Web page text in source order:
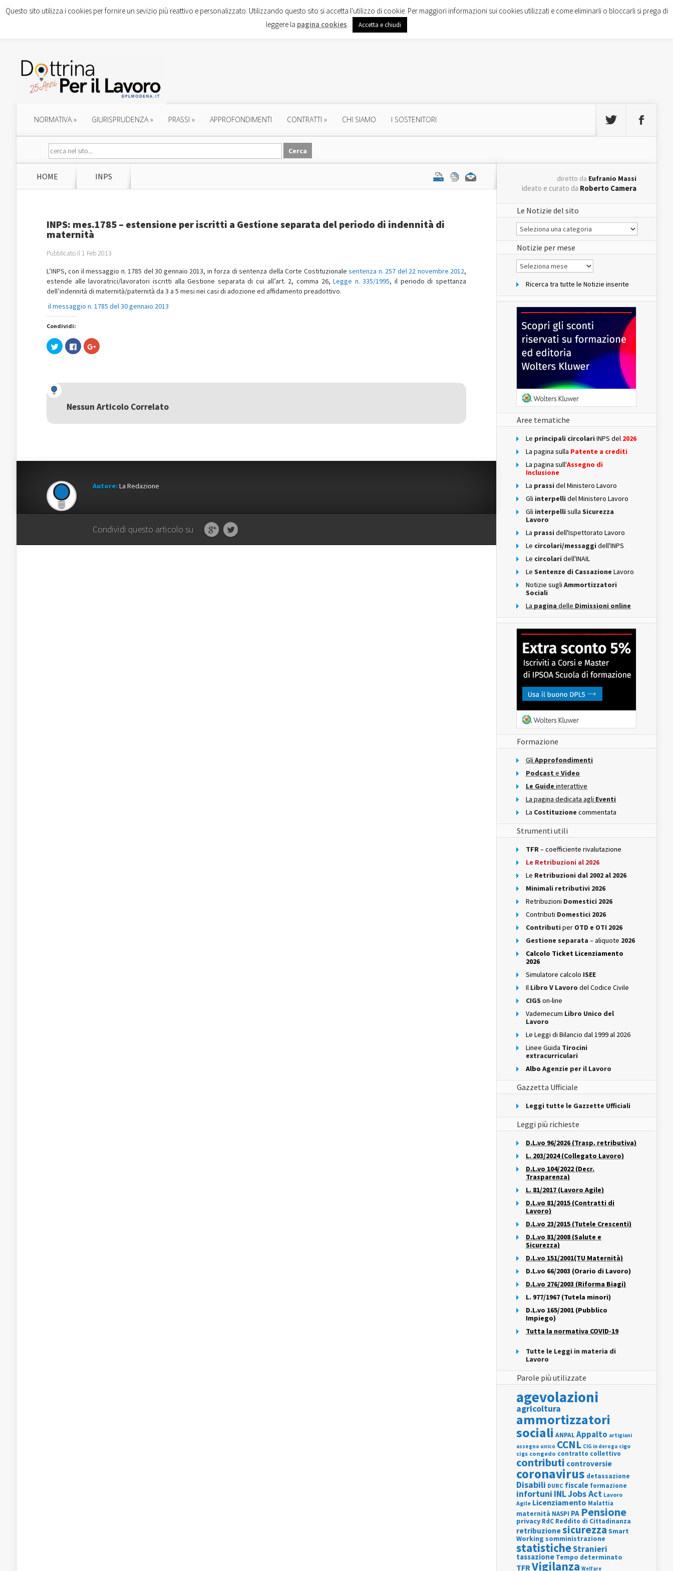
NORMATIVA» GIURISPRUDENZA» PRASSI » APPROFONDIMENTI CONTRATTI » CHI SIAMO I SOSTENITORI
HOME INPS
INPS: mes.1785 – estensione per iscritti a Gestione separata del periodo di indennità di
maternità
Pubblicato il 1 Feb 2013
L’INPS, con il messaggio n. 1785 del 30 gennaio 2013, in forza di sentenza della Corte Costituzionalesentenza n. 257 del 22 novembre 2012,
estende alle lavoratrici/lavoratori iscritti alla Gestione separata di cui all’art. 2, comma 26,Legge n. 335/1995, il periodo di spettanza
dell’indennità di maternità/paternità da 3 a 5 mesi nei casi di adozione ed affidamento preadottivo.
il messaggio n. 1785 del 30 gennaio 2013
Condividi:
Fai
clic
(Si
apre
una
nuova
Fai
clic
nuova
finestra)
Fai
clic
una
nuova
Nessun Articolo Correlato
Autore:La Redazione
Condividi questo articolo su
diretto da Eufranio Massi
ideato e curato da Roberto Camera
Le Notizie del sito
Le
Notizie
del
sito
Notizie per mese
Notizie
per
Ricerca tra tutte le Notizie inserite
Aree tematiche
Le principali circolari INPS del 2026
La pagina sulla Patente a crediti
La pagina sull'Assegno di
Inclusione
La prassi del Ministero Lavoro
Gli interpelli del Ministero Lavoro
Gli interpelli sulla Sicurezza
Lavoro
La prassi dell'Ispettorato Lavoro
Le circolari/messaggi dell'INPS
Le circolari dell'INAIL
Le Sentenze di Cassazione Lavoro
Notizie sugli Ammortizzatori
Sociali
La pagina delle Dimissioni online
Formazione
Gli Approfondimenti
Podcast e Video
Le Guide interattive
La pagina dedicata agli Eventi
La Costituzione commentata
Strumenti utili
TFR– coefficiente rivalutazione
Le Retribuzioni al 2026
Le Retribuzioni dal 2002 al 2026
Minimali retributivi 2026
Retribuzioni Domestici 2026
Contributi Domestici 2026
Contributi per OTD e OTI 2026
Gestione separata – aliquote 2026
Calcolo Ticket Licenziamento
2026
Simulatore calcolo ISEE
Il Libro V Lavoro del Codice Civile
CIGS on-line
Vademecum Libro Unico del
Lavoro
Le Leggi di Bilancio dal 1999 al 2026
Linee Guida Tirocini
extracurriculari
Albo Agenzie per il Lavoro
Gazzetta Ufficiale
Leggi tutte le Gazzette Ufficiali
Leggi più richieste
D.L.vo 96/2026 (Trasp. retributiva)
L. 203/2024 (Collegato Lavoro)
D.L.vo 104/2022 (Decr.
Trasparenza)
L. 81/2017 (Lavoro Agile)
D.L.vo 81/2015 (Contratti di
Lavoro)
D.L.vo 23/2015 (Tutele Crescenti)
D.L.vo 81/2008 (Salute e
Sicurezza)
D.L.vo 151/2001(TU Maternità)
D.L.vo 66/2003 (Orario di Lavoro)
D.L.vo 276/2003 (Riforma Biagi)
L. 977/1967 (Tutela minori)
D.L.vo 165/2001 (Pubblico
Impiego)
Tutta la normativa COVID-19
Tutte le Leggi in materia di
Lavoro
Parole più utilizzate
agevolazioni
agricoltura
ammortizzatori
sociali ANPALAppalto artigiani
assegno unico CCNL CIG in deroga cigo
cigs congedo contratto collettivo
contributi controversie
coronavirus detassazione
Disabili DURC fiscale formazione
infortuni INLJobs Act Lavoro
Agile Licenziamento Malattia
maternità NASPI PA Pensione
privacy RdC Reddito di Cittadinanza
retribuzionesicurezza Smart
Working somministrazione
statisticheStranieri
tassazione Tempo determinato
TFRVigilanza Welfare
Questo sito utilizza i cookies per fornire un sevizio più reattivo e personalizzato. Utilizzando questo sito si accetta l'utilizzo di cookie. Per maggiori informazioni sui cookies utilizzati e come eliminarli o bloccarli si prega di
leggere la pagina cookies. Accetta e chiudi